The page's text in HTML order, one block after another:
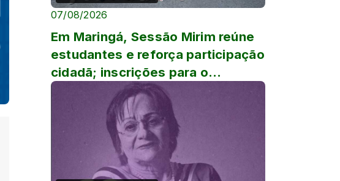
07/08/2026
Em Maringá, Sessão Mirim reúne
estudantes e reforça participação
cidadã; inscrições para o
Programa Vereador Mirim 20...